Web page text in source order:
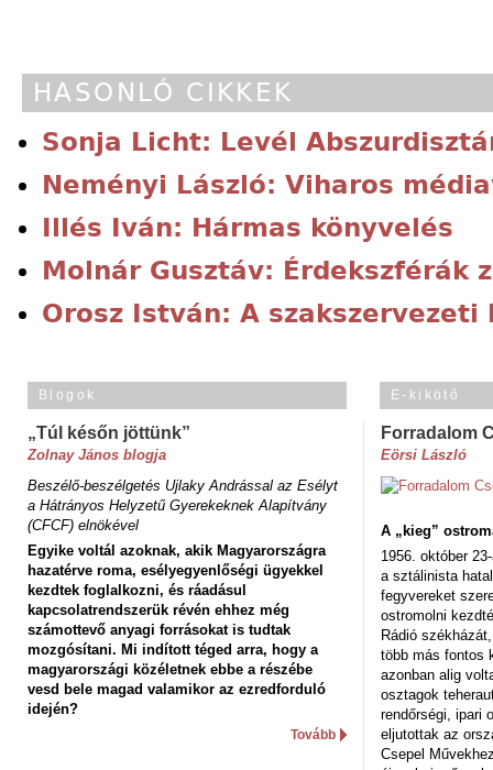
HASONLÓ CIKKEK
Sonja Licht: Levél
Neményi László: Viharos
Illés Iván: Hármas könyvelés
Molnár Gusztáv: Érdekszférák
Orosz István: A szakszervezeti
Blogok
„Túl későn jöttünk”
Zolnay János blogja
Beszélő-beszélgetés Ujlaky Andrással az Esélyt
a Hátrányos Helyzetű Gyerekeknek Alapítvány
(CFCF) elnökével
Egyike voltál azoknak, akik Magyarországra
hazatérve roma, esélyegyenlőségi ügyekkel
kezdtek foglalkozni, és ráadásul
kapcsolatrendszerük révén ehhez még
számottevő anyagi forrásokat is tudtak
mozgósítani. Mi indított téged arra, hogy a
magyarországi közéletnek ebbe a részébe
vesd bele magad valamikor az ezredforduló
idején?
Tovább
E-kikötő
Forradalom
Eörsi László
A „kieg”
1956. október
a sztálinista
fegyvereket
ostromolni
Rádió
több más fontos
azonban alig
osztagok
rendőrségi, ipari
eljutottak az
Csepel